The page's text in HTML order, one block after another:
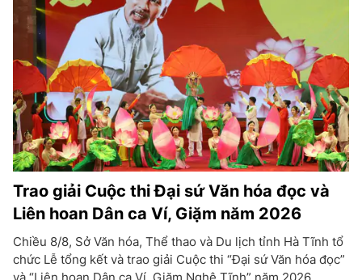
Trao giải Cuộc thi Đại sứ Văn hóa đọc và
Liên hoan Dân ca Ví, Giặm năm 2026
Chiều 8/8, Sở Văn hóa, Thể thao và Du lịch tỉnh Hà Tĩnh tổ
chức Lễ tổng kết và trao giải Cuộc thi “Đại sứ Văn hóa đọc”